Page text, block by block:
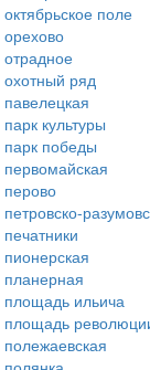
октябрьское поле
орехово
отрадное
охотный ряд
павелецкая
парк культуры
парк победы
первомайская
перово
петровско-
печатники
пионерская
планерная
площадь ильича
площадь
полежаевская